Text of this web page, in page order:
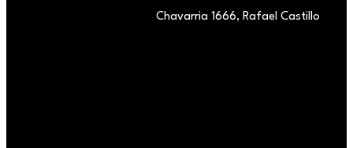
Chavarria 1666, Rafael Castillo